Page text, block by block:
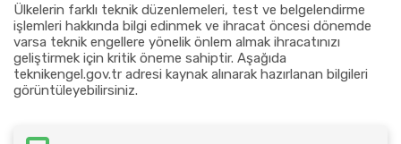
Ülkelerin farklı teknik düzenlemeleri, test ve belgelendirme
işlemleri hakkında bilgi edinmek ve ihracat öncesi dönemde
varsa teknik engellere yönelik önlem almak ihracatınızı
geliştirmek için kritik öneme sahiptir. Aşağıda
teknikengel.gov.tr adresi kaynak alınarak hazırlanan bilgileri
görüntüleyebilirsiniz.